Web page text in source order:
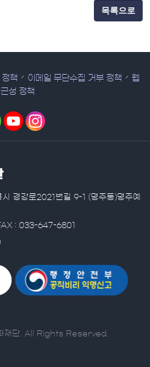
목록으로
책 이메일 무단수집 거부 정책
웹
성 정책
경강로2021번길 9-1 (명주동)명주예
: 033-647-6801
단. All Rights Reserved.